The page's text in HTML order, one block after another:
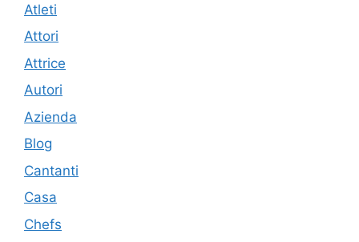
Atleti
Attori
Attrice
Autori
Azienda
Blog
Cantanti
Casa
Chefs